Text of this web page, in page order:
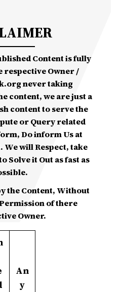
Content is fully
respective Owner /
never taking
content, we are just a
content to serve the
or Query related
Do inform Us at
will Respect, take
Solve it Out as fast as
the Content, Without
of there
Owner.
An
y